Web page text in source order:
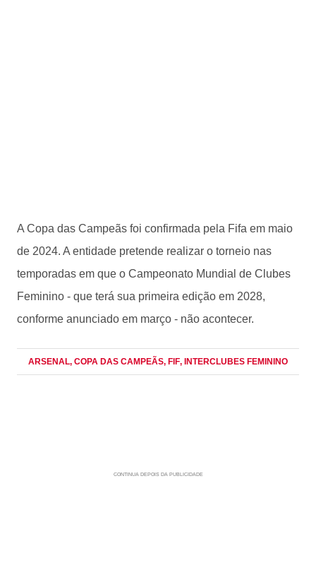
A Copa das Campeãs foi confirmada pela Fifa em maio
de 2024. A entidade pretende realizar o torneio nas
temporadas em que o Campeonato Mundial de Clubes
Feminino - que terá sua primeira edição em 2028,
conforme anunciado em março - não acontecer.
ARSENAL, COPA DAS CAMPEÃS, FIF, INTERCLUBES FEMININO